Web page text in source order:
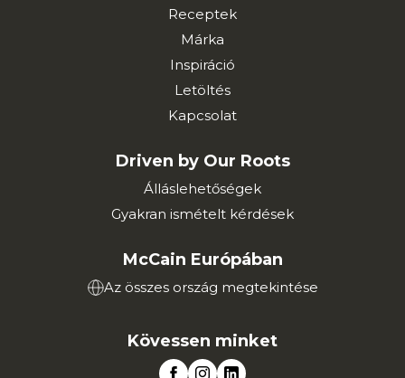
Receptek
Márka
Inspiráció
Letöltés
Kapcsolat
Driven by Our Roots
Álláslehetőségek
Gyakran ismételt kérdések
McCain Európában
Az összes ország megtekintése
Kövessen minket